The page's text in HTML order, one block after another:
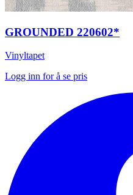
GROUNDED 220602*
Vinyltapet
Logg inn for å se pris